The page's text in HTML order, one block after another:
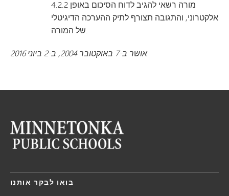
4.2.2 מורה רשאי להגיב לדוח הסיכום באופן
אלקטרוני, והתגובה תצורף לתיק ההערכה הדיגיטלי
של המורה.
אושר ב-7 באוקטובר 2004, ב-2 ביוני 2016
בואו לבקר אותנו